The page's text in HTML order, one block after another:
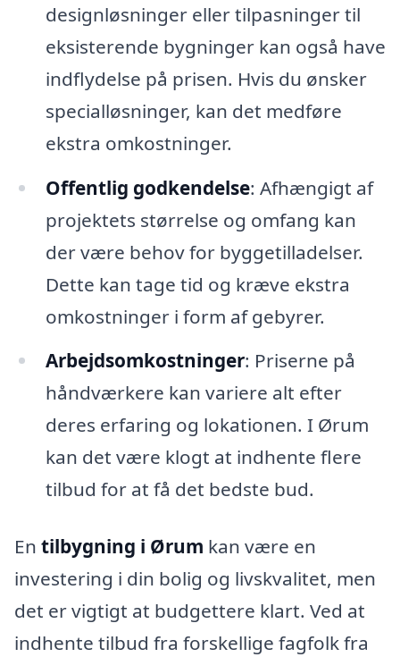
designløsninger eller tilpasninger til
eksisterende bygninger kan også have
indflydelse på prisen. Hvis du ønsker
specialløsninger, kan det medføre
ekstra omkostninger.
Offentlig godkendelse: Afhængigt af
projektets størrelse og omfang kan
der være behov for byggetilladelser.
Dette kan tage tid og kræve ekstra
omkostninger i form af gebyrer.
Arbejdsomkostninger: Priserne på
håndværkere kan variere alt efter
deres erfaring og lokationen. I Ørum
kan det være klogt at indhente flere
tilbud for at få det bedste bud.
En tilbygning i Ørum kan være en
investering i din bolig og livskvalitet, men
det er vigtigt at budgettere klart. Ved at
indhente tilbud fra forskellige fagfolk fra